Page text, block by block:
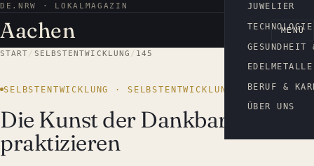
DE.NRW · LOKALMAGAZIN AACHEN
Aachen MENÜ
JUWELIER
EDELMETALLE
BERUF &
ÜBER UNS
START/ SELBSTENTWICKLUNG / 145
SELBSTENTWICKLUNG · SELBSTENTWICKLUNG
Die Kunst der Dankbarkeit
praktizieren